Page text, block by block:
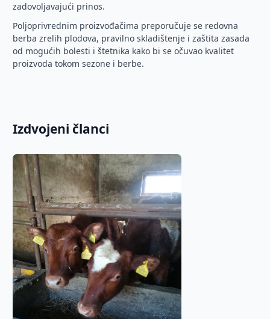
zadovoljavajući prinos.
Poljoprivrednim proizvođačima preporučuje se redovna
berba zrelih plodova, pravilno skladištenje i zaštita zasada
od mogućih bolesti i štetnika kako bi se očuvao kvalitet
proizvoda tokom sezone i berbe.
Izdvojeni članci